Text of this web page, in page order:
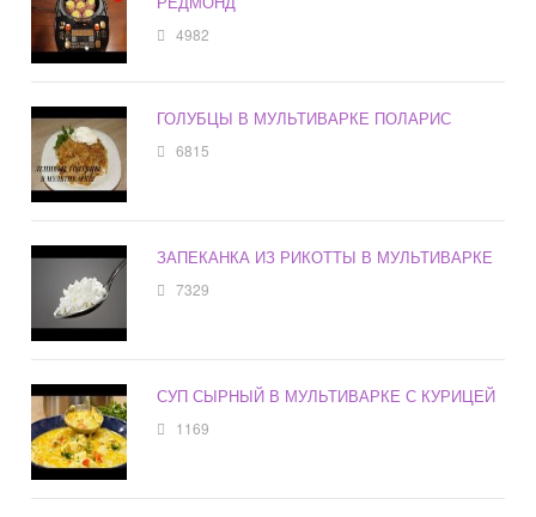
4982
ГОЛУБЦЫ В МУЛЬТИВАРКЕ ПОЛАРИС
6815
ЗАПЕКАНКА ИЗ РИКОТТЫ В МУЛЬТИВАРКЕ
7329
СУП СЫРНЫЙ В МУЛЬТИВАРКЕ С КУРИЦЕЙ
1169